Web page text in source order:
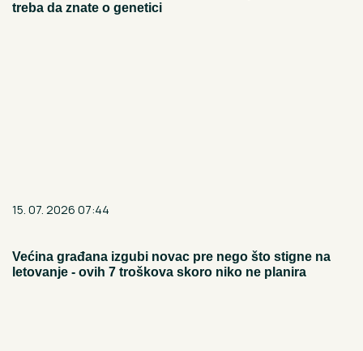
treba da znate o genetici
15. 07. 2026 07:44
Većina građana izgubi novac pre nego što stigne na
letovanje - ovih 7 troškova skoro niko ne planira